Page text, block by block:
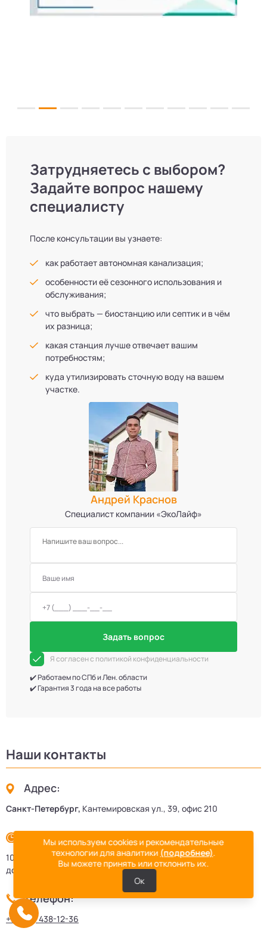
Затрудняетесь с выбором?
Задайте вопрос нашему
специалисту
После консультации вы узнаете:
как работает автономная канализация;
особенности её сезонного использования и
обслуживания;
что выбрать — биостанцию или септик и в чём
их разница;
какая станция лучше отвечает вашим
потребностям;
куда утилизировать сточную воду на вашем
участке.
Андрей Краснов
Специалист компании «ЭкоЛайф»
Задать вопрос
Я согласен с политикой конфиденциальности
✔️ Работаем по СПб и Лен. области
✔️ Гарантия 3 года на все работы
Наши контакты
Адрес:
Санкт-Петербург, Кантемировская ул., 39, офис 210
Режим работы:
10:00–18:00,
до 21:00 по договорённости
Телефон:
+7 (812) 438-12-36
Мы используем cookies и рекомендательные
технологии для аналитики (подробнее).
Вы можете принять или отклонить их.
Ок